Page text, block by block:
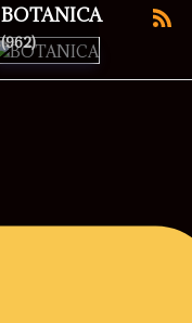
BOTANICA
(962)